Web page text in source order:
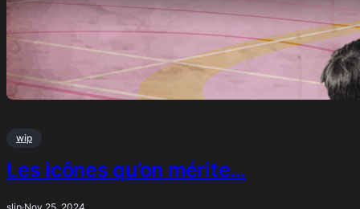
wip
Les icônes qu’on mérite…